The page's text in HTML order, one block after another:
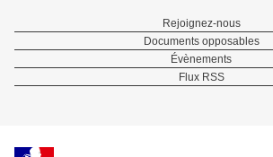
Pied
de
Rejoignez-nous
Documents opposables
Évènements
Flux RSS